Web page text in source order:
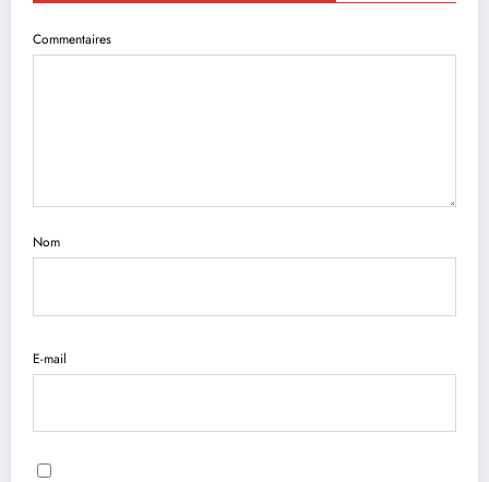
Commentaires
Nom
E-mail